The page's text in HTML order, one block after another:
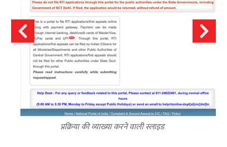
प्रक्रिया की व्याख्या करने वाली स्लाइड